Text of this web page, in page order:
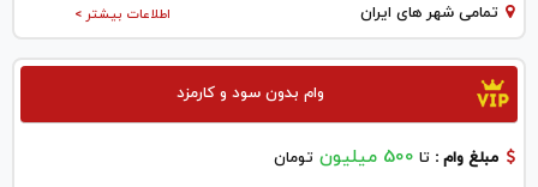
اطلاعات بیشتر > تمامی شهر های ایران
وام بدون سود و کارمزد
مبلغ وام : تا 500 میلیون تومان